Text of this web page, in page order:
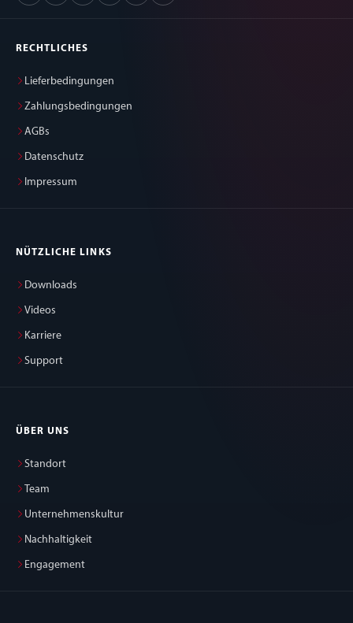
RECHTLICHES
Lieferbedingungen
Zahlungsbedingungen
AGBs
Datenschutz
Impressum
NÜTZLICHE LINKS
Downloads
Videos
Karriere
Support
ÜBER UNS
Standort
Team
Unternehmenskultur
Nachhaltigkeit
Engagement